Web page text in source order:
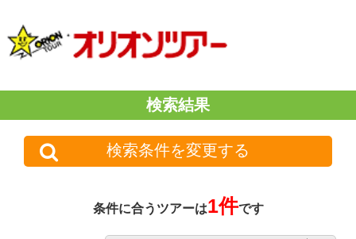
検索結果
検索条件を変更する
条件に合うツアーは1件です